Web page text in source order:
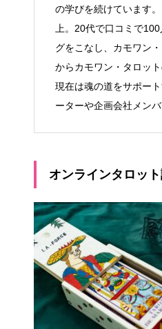
の学びを続けています
上。20代で口コミで
グをこなし、カモワン
からカモワン・タロット
現在は魂の道をサポー
ーターや企画会社メン
オンラインタロッ